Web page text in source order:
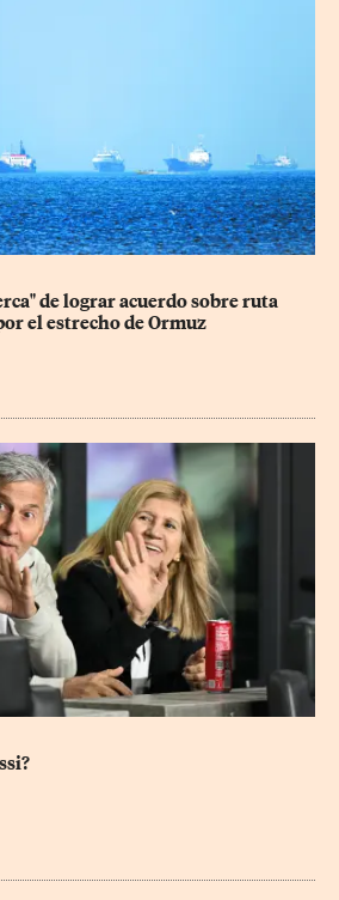
de lograr acuerdo sobre ruta
el estrecho de Ormuz